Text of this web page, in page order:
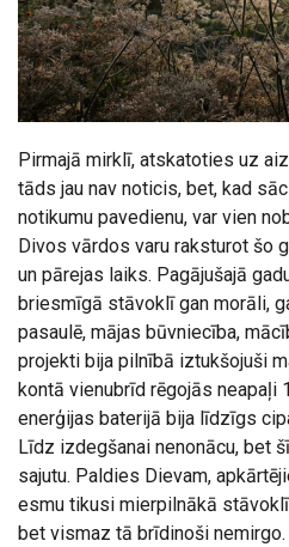
Pirmajā mirklī, atskatoties uz
tāds jau nav noticis, bet, kad
notikumu pavedienu, var vien
Divos vārdos varu raksturot šo
un pārejas laiks. Pagājušajā
briesmīgā stāvoklī gan morāli,
pasaulē, mājas būvniecība,
projekti bija pilnībā iztukšojuši
kontā vienubrīd rēgojās neapaļi
enerģijas baterijā bija līdzīgs
Līdz izdegšanai nenonācu, bet
sajutu. Paldies Dievam,
esmu tikusi mierpilnākā
bet vismaz tā brīdinoši